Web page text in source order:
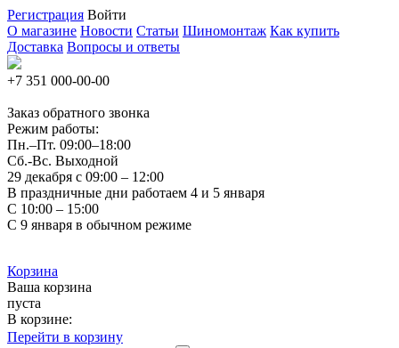
Регистрация Войти
О магазине Новости Статьи Шиномонтаж Как купить
Доставка Вопросы и ответы
+7 351 000-00-00
Заказ обратного звонка
Режим работы:
Пн.–Пт. 09:00–18:00
Сб.-Вс. Выходной
29 декабря с 09:00 – 12:00
В праздничные дни работаем 4 и 5 января
С 10:00 – 15:00
С 9 января в обычном режиме
Корзина
Ваша корзина
пуста
В корзине:
Перейти в корзину